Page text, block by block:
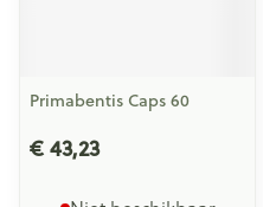
Primabentis Caps 60
€ 43,23